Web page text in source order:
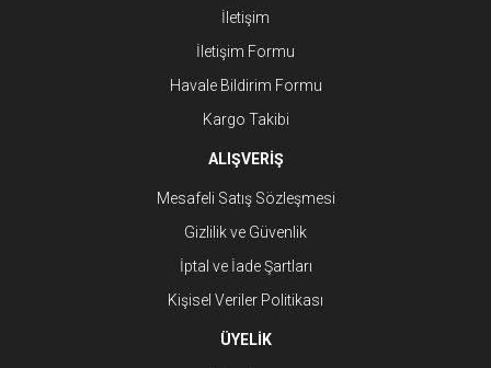
İletişim
İletişim Formu
Havale Bildirim Formu
Kargo Takibi
ALIŞVERİŞ
Mesafeli Satış Sözleşmesi
Gizlilik ve Güvenlik
İptal ve İade Şartları
Kişisel Veriler Politikası
ÜYELİK